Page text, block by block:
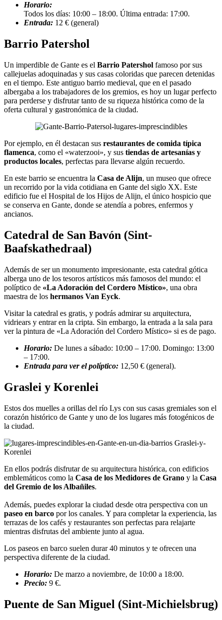
Horario:
Todos los días: 10:00 – 18:00. Última entrada: 17:00.
Entrada: 12 € (general)
Barrio Patershol
Un imperdible de Gante es el Barrio Patershol famoso por sus
callejuelas adoquinadas y sus casas coloridas que parecen detenidas
en el tiempo. Este antiguo barrio medieval, que en el pasado
albergaba a los trabajadores de los gremios, es hoy un lugar perfecto
para perderse y disfrutar tanto de su riqueza histórica como de la
oferta cultural y gastronómica de la ciudad.
Por ejemplo, en él destacan sus restaurantes de comida típica
flamenca, como el «waterzooi», y sus tiendas de artesanías y
productos locales, perfectas para llevarse algún recuerdo.
En este barrio se encuentra la Casa de Alijn, un museo que ofrece
un recorrido por la vida cotidiana en Gante del siglo XX. Este
edificio fue el Hospital de los Hijos de Alijn, el único hospicio que
se conserva en Gante, donde se atendía a pobres, enfermos y
ancianos.
Catedral de San Bavón (Sint-
Baafskathedraal)
Además de ser un monumento impresionante, esta catedral gótica
alberga uno de los tesoros artísticos más famosos del mundo: el
políptico de «La Adoración del Cordero Místico», una obra
maestra de los hermanos Van Eyck.
Visitar la catedral es gratis, y podrás admirar su arquitectura,
vidriears y entrar en la cripta. Sin embargo, la entrada a la sala para
ver la pintura de «La Adoración del Cordero Místico» si es de pago.
Horario: De lunes a sábado: 10:00 – 17:00. Domingo: 13:00
– 17:00.
Entrada para ver el políptico: 12,50 € (general).
Graslei y Korenlei
Estos dos muelles a orillas del río Lys con sus casas gremiales son el
corazón histórico de Gante y uno de los lugares más fotogénicos de
la ciudad.
En ellos podrás disfrutar de su arquitectura histórica, con edificios
emblemáticos como la Casa de los Medidores de Grano y la Casa
del Gremio de los Albañiles.
Además, puedes explorar la ciudad desde otra perspectiva con un
paseo en barco por los canales. Y para completar la experiencia, las
terrazas de los cafés y restaurantes son perfectas para relajarte
mientras disfrutas del ambiente junto al agua.
Los paseos en barco suelen durar 40 minutos y te ofrecen una
perspectiva diferente de la ciudad.
Horario: De marzo a noviembre, de 10:00 a 18:00.
Precio: 9 €.
Puente de San Miguel (Sint-Michielsbrug)